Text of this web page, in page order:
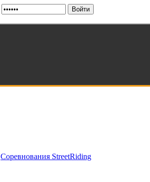
Соревнования StreetRiding